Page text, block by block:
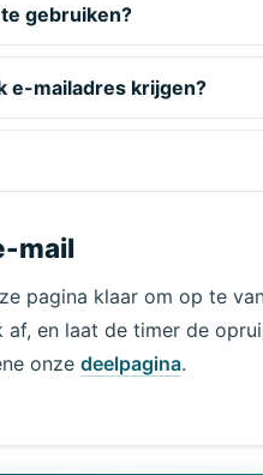
gebruiken?
e-mailadres krijgen?
mail
pagina klaar om op te
en laat de timer de
onze deelpagina.